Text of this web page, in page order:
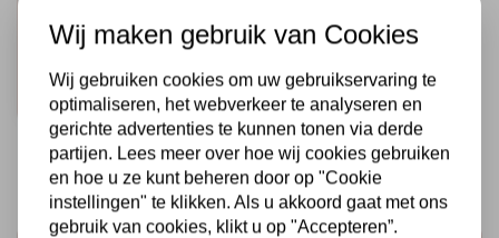
€7,95 Op voorraad
Snel toevoegen
Wij maken gebruik van Cookies
Wij gebruiken cookies om uw gebruikservaring te
optimaliseren, het webverkeer te analyseren en
gerichte advertenties te kunnen tonen via derde
partijen. Lees meer over hoe wij cookies gebruiken
en hoe u ze kunt beheren door op "Cookie
instellingen" te klikken. Als u akkoord gaat met ons
gebruik van cookies, klikt u op "Accepteren”.